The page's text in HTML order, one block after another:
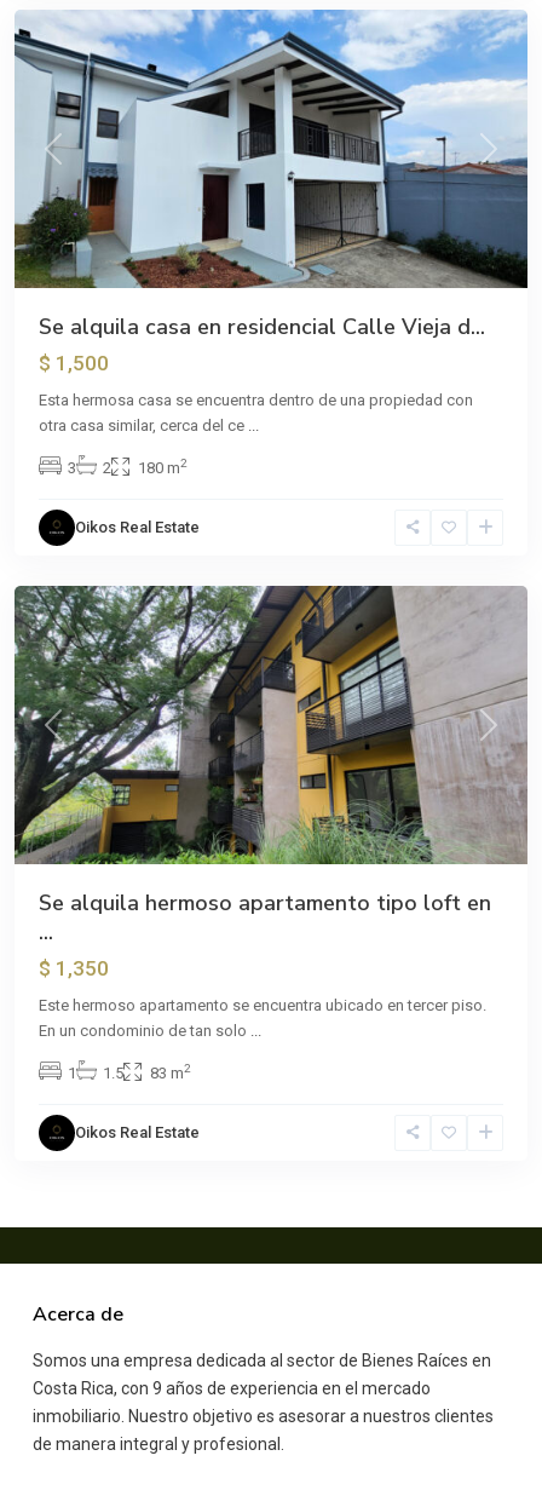
Previous Next
Se alquila casa en residencial Calle Vieja d...
$ 1,500
Esta hermosa casa se encuentra dentro de una propiedad con
otra casa similar, cerca del ce
3 2 180 m2
Oikos Real Estate
Brasil
de
Santa
Previous Next
Se alquila hermoso apartamento tipo loft en
...
$ 1,350
Este hermoso apartamento se encuentra ubicado en tercer piso.
En un condominio de tan solo
1 1.5 83 m2
Oikos Real Estate
Acerca de
Somos una empresa dedicada al sector de Bienes Raíces en
Costa Rica, con 9 años de experiencia en el mercado
inmobiliario. Nuestro objetivo es asesorar a nuestros clientes
de manera integral y profesional.